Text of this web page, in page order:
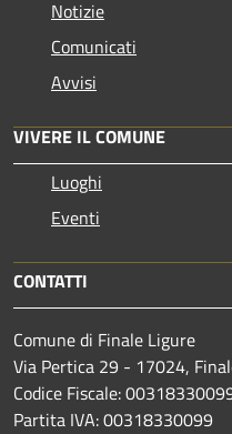
Notizie
Comunicati
Avvisi
VIVERE IL COMUNE
Luoghi
Eventi
CONTATTI
Comune di Finale Ligure
Via Pertica 29 - 17024,
Codice Fiscale:
Partita IVA: 00318330099